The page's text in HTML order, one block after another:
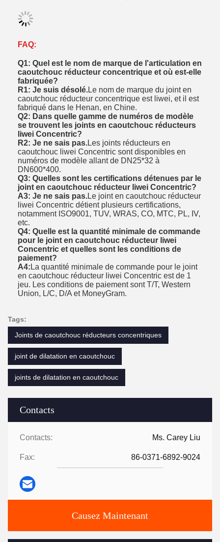
Contacts
Contacts: Ms. Carey Liu
Fax: 86-0371-6892-9024
Causez Maintenant
FAQ:
Q1: Quel est le nom de marque de l'articulation en
caoutchouc réducteur concentrique et où est-elle
fabriquée?
R1: Je suis désolé.Le nom de marque du joint en
caoutchouc réducteur concentrique est liwei, et il est
fabriqué dans le Henan, en Chine.
Q2: Dans quelle gamme de numéros de modèle
se trouvent les joints en caoutchouc réducteurs
liwei Concentric?
R2: Je ne sais pas.Les joints réducteurs en
caoutchouc liwei Concentric sont disponibles en
numéros de modèle allant de DN25*32 à
DN600*400.
Q3: Quelles sont les certifications détenues par le
joint en caoutchouc réducteur liwei Concentric?
A3: Je ne sais pas.Le joint en caoutchouc réducteur
liwei Concentric détient plusieurs certifications,
notamment ISO9001, TUV, WRAS, CO, MTC, PL, IV,
etc.
Q4: Quelle est la quantité minimale de commande
pour le joint en caoutchouc réducteur liwei
Concentric et quelles sont les conditions de
paiement?
A4: La quantité minimale de commande pour le joint
en caoutchouc réducteur liwei Concentric est de 1
jeu. Les conditions de paiement sont T/T, Western
Union, L/C, D/A et MoneyGram.
Tags:
Joints de caoutchouc réducteurs concentriques
joint de dilatation en caoutchouc
joints de dilatation en caoutchouc